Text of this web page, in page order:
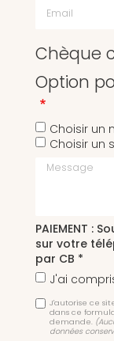
Chèque
Option
Choisir un
Choisir un
Message
PAIEMENT :
sur votre
par CB *
J'ai
J'autorise ce
dans ce
demande.
données